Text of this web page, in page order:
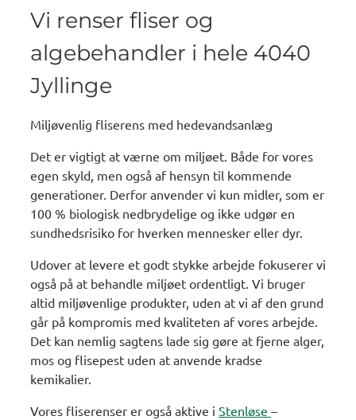
Vi renser fliser og
algebehandler i hele 4040
Jyllinge
Miljøvenlig fliserens med hedevandsanlæg
Det er vigtigt at værne om miljøet. Både for vores
egen skyld, men også af hensyn til kommende
generationer. Derfor anvender vi kun midler, som er
100 % biologisk nedbrydelige og ikke udgør en
sundhedsrisiko for hverken mennesker eller dyr.
Udover at levere et godt stykke arbejde fokuserer vi
også på at behandle miljøet ordentligt. Vi bruger
altid miljøvenlige produkter, uden at vi af den grund
går på kompromis med kvaliteten af vores arbejde.
Det kan nemlig sagtens lade sig gøre at fjerne alger,
mos og flisepest uden at anvende kradse
kemikalier.
Vores fliserenser er også aktive i Stenløse –